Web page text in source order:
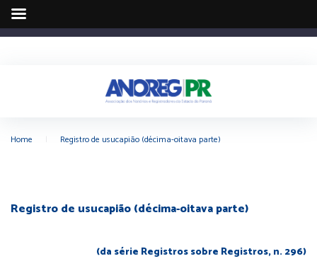
Home Registro de usucapião (décima-oitava parte)
Registro de usucapião (décima-oitava parte)
(da série Registros sobre Registros, n. 296)